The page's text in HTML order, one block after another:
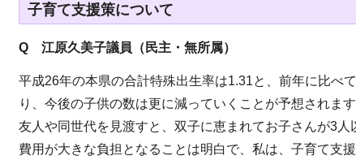
子育て支援策について
Q 江原久美子議員（民主・無所属）
平成26年の本県の合計特殊出生率は1.31と、前年に比べ
り、今後の子供の数は更に減っていくことが予想されま
友人や同世代を見渡すと、双子に恵まれてお子さんが3
費用が大きな負担となることは明白で、私は、子育て支